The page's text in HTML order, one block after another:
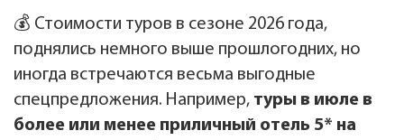
💰 Стоимости туров в сезоне 2026 года,
поднялись немного выше прошлогодних, но
иногда встречаются весьма выгодные
спецпредложения. Например, туры в июле в
более или менее приличный отель 5* на